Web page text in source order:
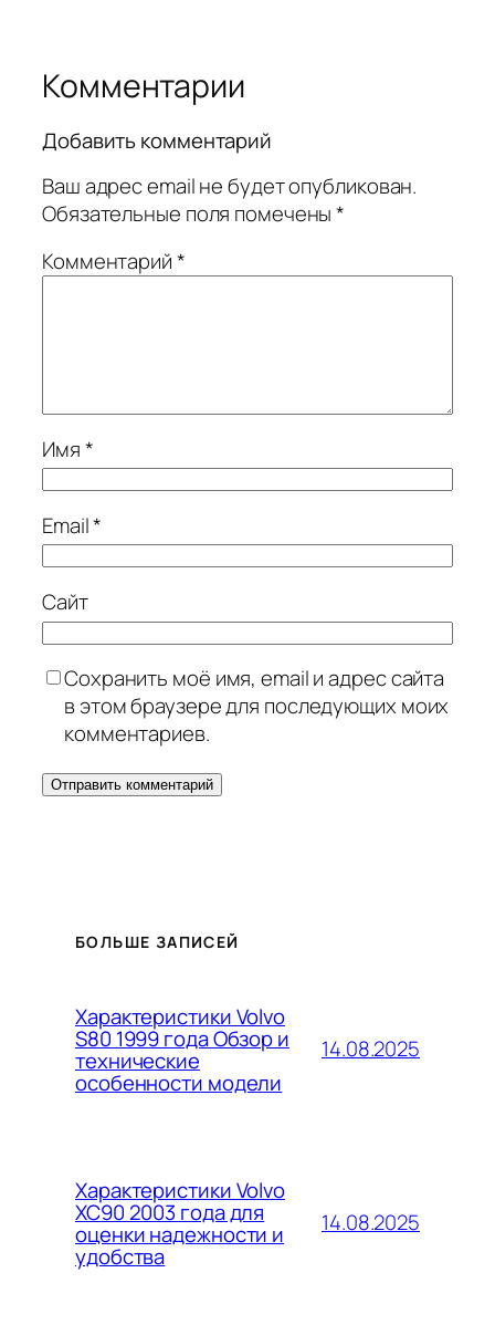
Комментарии
Добавить комментарий
Ваш адрес email не будет опубликован.
Обязательные поля помечены*
Комментарий*
Имя*
Email*
Сайт
Сохранить моё имя, email и адрес сайта
в этом браузере для последующих моих
комментариев.
БОЛЬШЕ ЗАПИСЕЙ
Характеристики Volvo
S80 1999 года Обзор и
технические
особенности модели
14.08.2025
Характеристики Volvo
XC90 2003 года для
оценки надежности и
удобства
14.08.2025